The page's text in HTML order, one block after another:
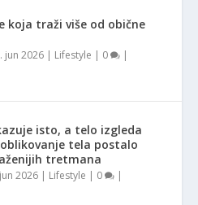
koja traži više od obične
jun 2026 | Lifestyle | 0 |
isto, a telo izgleda
tela postalo
tretmana
2026 | Lifestyle | 0 |